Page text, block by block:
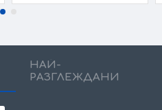
НАЙ-
РАЗГЛЕЖДАНИ